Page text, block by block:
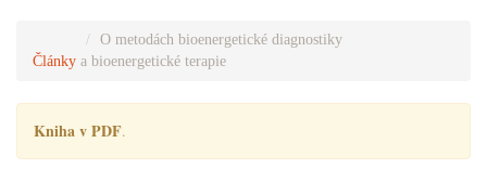
Články
O metodách bioenergetické diagnostiky
a bioenergetické terapie
Kniha v PDF.